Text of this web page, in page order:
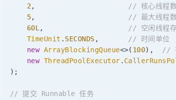
2,
// 核心线程数
5,
// 最大线程数
60L ,
// 空闲线程存
TimeUnit . SECONDS ,
// 时间单位
new ArrayBlockingQueue<>( 100) ,
//
new ThreadPoolExecutor .
) ;
// 提交 Runnable 任务